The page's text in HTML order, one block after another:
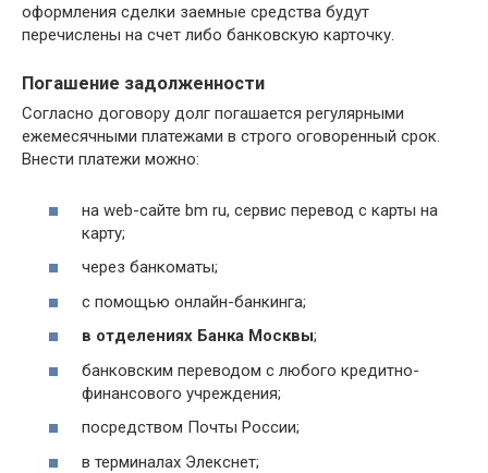
оформления сделки заемные средства будут
перечислены на счет либо банковскую карточку.
Погашение задолженности
Согласно договору долг погашается регулярными
ежемесячными платежами в строго оговоренный срок.
Внести платежи можно:
на web-сайте bm ru, сервис перевод с карты на
карту;
через банкоматы;
с помощью онлайн-банкинга;
в отделениях Банка Москвы;
банковским переводом с любого кредитно-
финансового учреждения;
посредством Почты России;
в терминалах Элекснет;